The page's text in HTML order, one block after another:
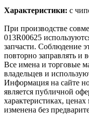
Характеристики: с
При производстве
013R00625
запчасти. Соблюдение
повторно заправлять и
Все имена и торговые
владельцев и
Информация на сайте
является публичной
характеристиках,
изменена без